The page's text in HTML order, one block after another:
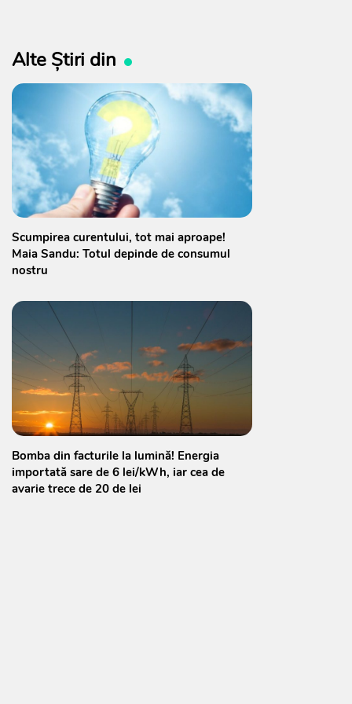
Alte Știri din
Scumpirea curentului, tot mai aproape!
Maia Sandu: Totul depinde de consumul
nostru
Bomba din facturile la lumină! Energia
importată sare de 6 lei/kWh, iar cea de
avarie trece de 20 de lei